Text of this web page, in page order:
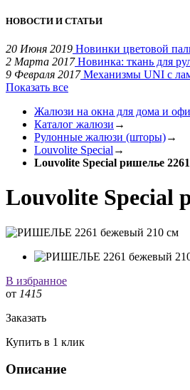
НОВОСТИ И СТАТЬИ
20 Июня 2019 Новинки цветовой
2 Марта 2017Новинка: ткань для
9 Февраля 2017Механизмы UNI с
Показать все
Жалюзи на окна для дома и
Каталог жалюзи →
Рулонные жалюзи (шторы)→
Louvolite Special →
Louvolite Special ришелье
Louvolite Special
В избранное
от 1415
Заказать
Купить в 1 клик
Описание